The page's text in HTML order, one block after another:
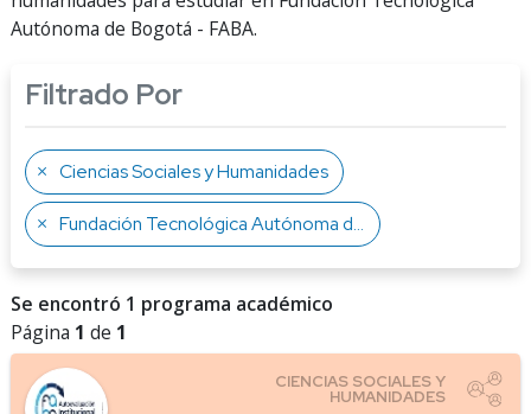
Autónoma de Bogotá - FABA.
Filtrado Por
Ciencias Sociales y Humanidades
Fundación Tecnológica Autónoma de Bogotá
Se encontró 1 programa académico
Página 1 de 1